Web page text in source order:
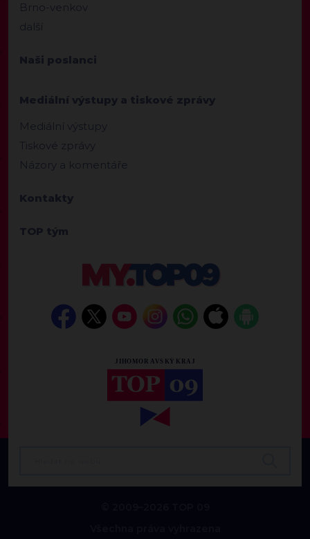
Brno-venkov
další
Naši poslanci
Mediální výstupy a tiskové zprávy
Mediální výstupy
Tiskové zprávy
Názory a komentáře
Kontakty
TOP tým